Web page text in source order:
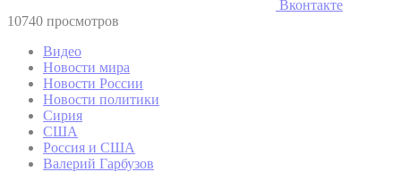
Вконтакте
10740 просмотров
Видео
Новости мира
Новости России
Новости политики
Сирия
США
Россия и США
Валерий Гарбузов